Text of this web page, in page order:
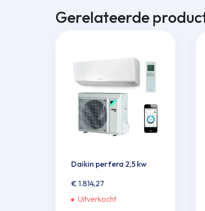
Gerelateerde
Daikin perfera 2,5 kw
€ 1.814,27
Uitverkocht